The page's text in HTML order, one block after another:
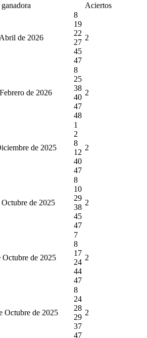
Aciertos
de 2026
8
19
22
27
45
47
2
de 2026
8
25
38
40
47
48
2
de 2025
1
2
8
12
40
47
2
Octubre de 2025
8
10
29
38
45
47
2
Octubre de 2025
7
8
17
24
44
47
2
Octubre de 2025
8
24
28
29
37
47
2